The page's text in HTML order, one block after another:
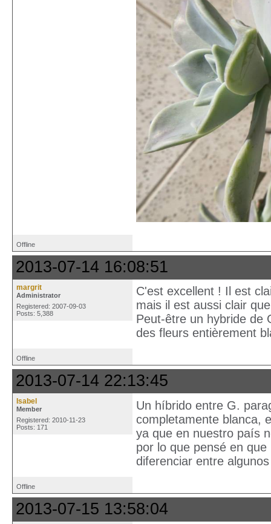
Offline
2013-07-14 16:08:51
margrit
Administrator
Registered: 2007-09-03
Posts: 5,388
C'est excellent ! Il est
mais il est aussi clair
Peut-être un hybride de
des fleurs entièrement
Offline
2013-07-14 22:13:45
Isabel
Member
Registered: 2010-11-23
Posts: 171
Un híbrido entre G.
completamente blanca,
ya que en nuestro país
por lo que pensé en
diferenciar entre
Offline
2013-07-15 13:58:04